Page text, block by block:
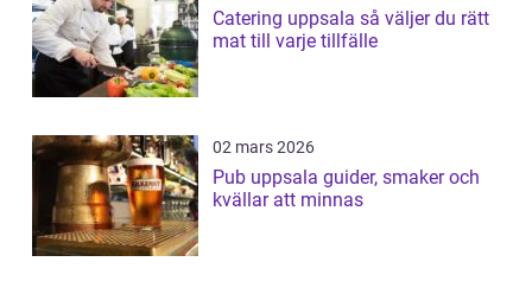
Catering uppsala så väljer du rätt
mat till varje tillfälle
02 mars 2026
Pub uppsala guider, smaker och
kvällar att minnas